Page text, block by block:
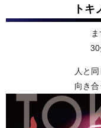
トキ
人と
向き